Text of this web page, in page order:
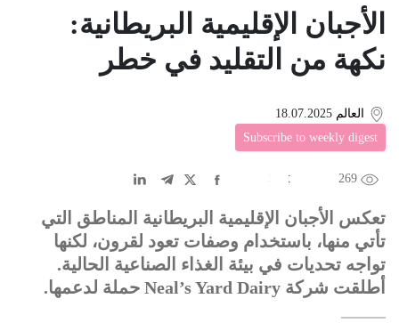
الأجبان الإقليمية البريطانية:
نكهة من التقليد في خطر
العالم 18.07.2025
Subscribe to weekly digest
269
中文
DE عربى
تعكس الأجبان الإقليمية البريطانية المناطق التي
تأتي منها، باستخدام وصفات تعود لقرون، لكنها
تواجه تحديات في بيئة الغذاء الصناعية الحالية.
أطلقت شركة Neal’s Yard Dairy حملة لدعمها.